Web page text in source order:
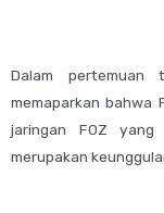
Dalam pertemuan
memaparkan bahwa
jaringan FOZ
merupakan